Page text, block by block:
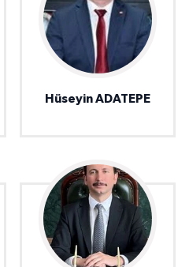
Hüseyin ADATEPE